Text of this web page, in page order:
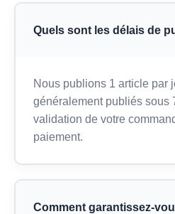
Quels sont les délais de
Nous publions 1 article par
généralement publiés sous
validation de votre
paiement.
Comment garantissez-